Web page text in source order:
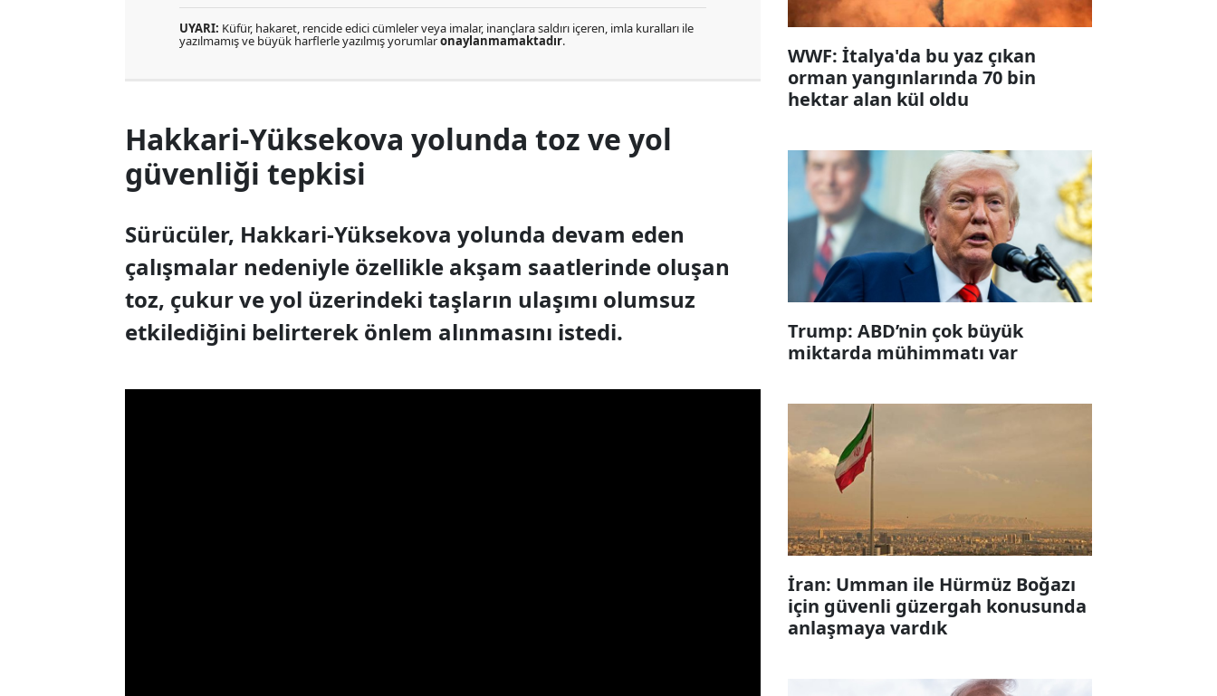
UYARI: Küfür, hakaret, rencide edici cümleler veya imalar, inançlara saldırı içeren, imla kuralları ile
yazılmamış ve büyük harflerle yazılmış yorumlaronaylanmamaktadır.
Hakkari-Yüksekova yolunda toz ve yol
güvenliği tepkisi
Sürücüler, Hakkari-Yüksekova yolunda devam eden
çalışmalar nedeniyle özellikle akşam saatlerinde oluşan
toz, çukur ve yol üzerindeki taşların ulaşımı olumsuz
etkilediğini belirterek önlem alınmasını istedi.
WWF: İtalya'da bu yaz çıkan
orman yangınlarında 70 bin
hektar alan kül oldu
Trump: ABD’nin çok büyük
miktarda mühimmatı var
İran: Umman ile Hürmüz Boğazı
için güvenli güzergah konusunda
anlaşmaya vardık